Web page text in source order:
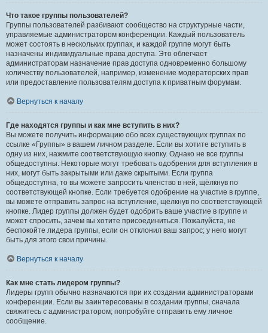
Что такое группы пользователей?
Группы пользователей разбивают сообщество на структурные части,
управляемые администратором конференции. Каждый пользователь
может состоять в нескольких группах, и каждой группе могут быть
назначены индивидуальные права доступа. Это облегчает
администраторам назначение прав доступа одновременно большому
количеству пользователей, например, изменение модераторских прав
или предоставление пользователям доступа к приватным форумам.
Вернуться к началу
Где находятся группы и как мне вступить в них?
Вы можете получить информацию обо всех существующих группах по
ссылке «Группы» в вашем личном разделе. Если вы хотите вступить в
одну из них, нажмите соответствующую кнопку. Однако не все группы
общедоступны. Некоторые могут требовать одобрения для вступления в
них, могут быть закрытыми или даже скрытыми. Если группа
общедоступна, то вы можете запросить членство в ней, щёлкнув по
соответствующей кнопке. Если требуется одобрение на участие в группе,
вы можете отправить запрос на вступление, щёлкнув по соответствующей
кнопке. Лидер группы должен будет одобрить ваше участие в группе и
может спросить, зачем вы хотите присоединиться. Пожалуйста, не
беспокойте лидера группы, если он отклонил ваш запрос; у него могут
быть для этого свои причины.
Вернуться к началу
Как мне стать лидером группы?
Лидеры групп обычно назначаются при их создании администраторами
конференции. Если вы заинтересованы в создании группы, сначала
свяжитесь с администратором; попробуйте отправить ему личное
сообщение.